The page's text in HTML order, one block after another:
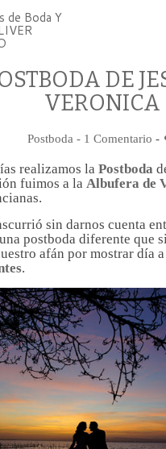
DE
VERONICA
Postboda - 1 Comentario -
realizamos la Postboda
fuimos a la Albufera de
sin darnos cuenta
postboda diferente que
afán por mostrar día
.